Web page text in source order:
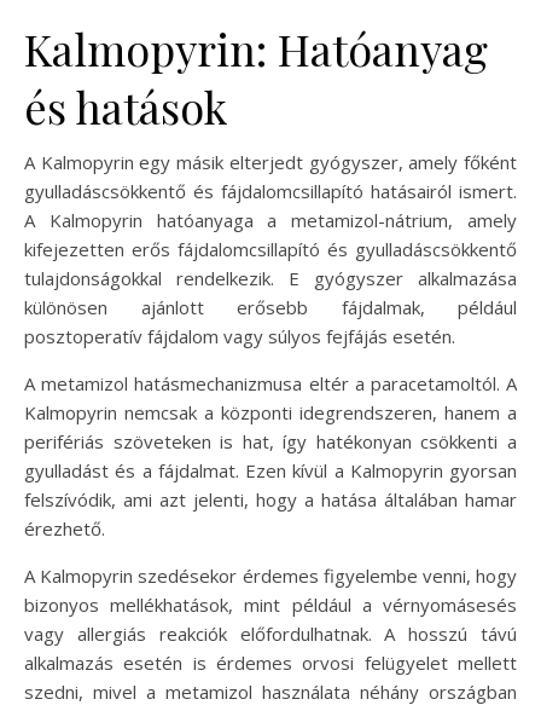
Kalmopyrin: Hatóanyag
és hatások
A Kalmopyrin egy másik elterjedt gyógyszer, amely főként
gyulladáscsökkentő és fájdalomcsillapító hatásairól ismert.
A Kalmopyrin hatóanyaga a metamizol-nátrium, amely
kifejezetten erős fájdalomcsillapító és gyulladáscsökkentő
tulajdonságokkal rendelkezik. E gyógyszer alkalmazása
különösen ajánlott erősebb fájdalmak, például
posztoperatív fájdalom vagy súlyos fejfájás esetén.
A metamizol hatásmechanizmusa eltér a paracetamoltól. A
Kalmopyrin nemcsak a központi idegrendszeren, hanem a
perifériás szöveteken is hat, így hatékonyan csökkenti a
gyulladást és a fájdalmat. Ezen kívül a Kalmopyrin gyorsan
felszívódik, ami azt jelenti, hogy a hatása általában hamar
érezhető.
A Kalmopyrin szedésekor érdemes figyelembe venni, hogy
bizonyos mellékhatások, mint például a vérnyomásesés
vagy allergiás reakciók előfordulhatnak. A hosszú távú
alkalmazás esetén is érdemes orvosi felügyelet mellett
szedni, mivel a metamizol használata néhány országban